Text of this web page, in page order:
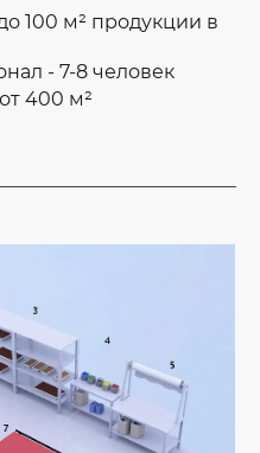
100 м² продукции в
- 7-8 человек
400 м²